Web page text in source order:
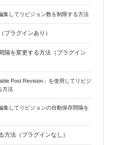
集してリビジョン数を制限する方法
プラグインあり）
隔を変更する方法（プラグイン
Post Revision」を使用してリビジ
方法
集してリビジョンの自動保存間隔を
方法（プラグインなし）